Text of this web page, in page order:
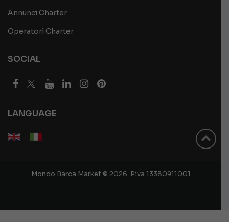
Annunci Charter
Operatori Charter
SOCIAL
LANGUAGE
Mondo Barca Market © 2026. P.iva 13380911001